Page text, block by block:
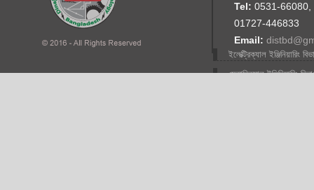
Tel: 0531-
01727-446833
Email:
ইলেক্ট্রিক্যাল ইঞ্জিনিয়ারিং
মেকানিক্যাল ইঞ্জিনিয়ারিং